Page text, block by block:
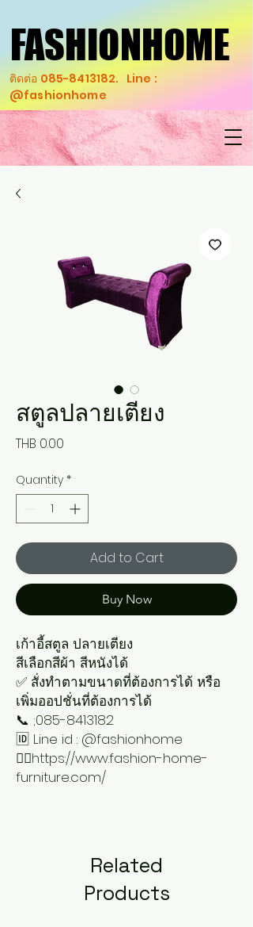
FASHIONHOME
FASHIONHOME
ติดต่อ 085-8413182. Line :
@fashionhome
สตูลปลายเตียง
THB 0.00
Quantity *
Add to Cart
Buy Now
เก้าอี้สตูล ปลายเตียง
สีเลือกสีผ้า สีหนังได้
✅ สั่งทำตามขนาดที่ต้องการได้ หรือ
เพิ่มออปชั่นที่ต้องการได้
📞 ;085-8413182
🆔 Line id : @fashionhome
👉🏻https://www.fashion-home-
furniture.com/
Related
Products